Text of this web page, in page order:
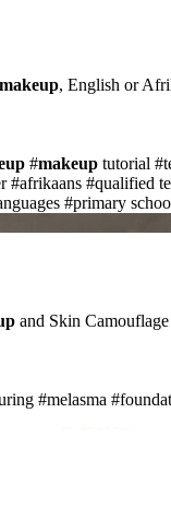
makeup, English or
#makeup tutorial
#afrikaans #qualified
#primary
and Skin Camouflage
#melasma